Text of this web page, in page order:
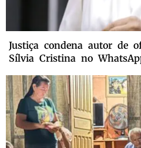
Justiça condena autor de
Sílvia Cristina no